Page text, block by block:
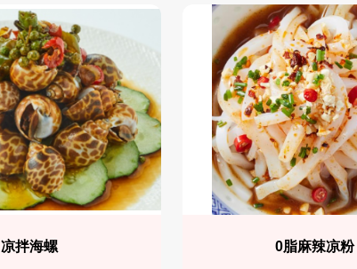
凉拌海螺 0脂麻辣凉粉